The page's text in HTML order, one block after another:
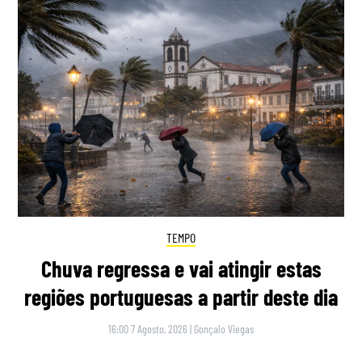
TEMPO
Chuva regressa e vai atingir estas
regiões portuguesas a partir deste dia
16:00 7 Agosto, 2026 | Gonçalo Viegas